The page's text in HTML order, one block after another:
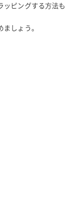
ッピングする方法も
しょう。